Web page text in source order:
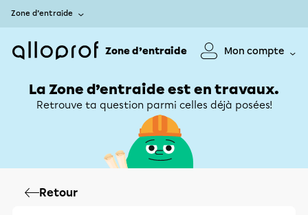
Zone d’entraide
Zone d’entraide Mon compte
La Zone d’entraide est en travaux.
Retrouve ta question parmi celles déjà posées!
Retour